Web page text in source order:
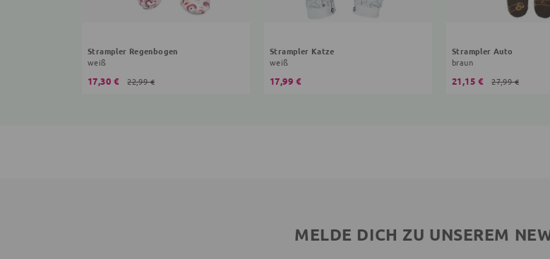
Strampler Regenbogen
weiß
17,30 € 22,99 €
Strampler Katze
weiß
17,99 €
Strampler Auto
braun
21,15 € 27,99 €
MELDE DICH ZU UNSEREM